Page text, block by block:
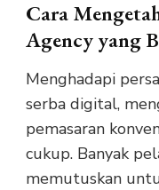
Cara
Agency yang
Menghadapi
serba digital,
pemasaran
cukup. Banyak
memutuskan